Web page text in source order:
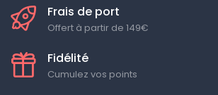
Frais de port
Offert à partir de 149€
Fidélité
Cumulez vos points